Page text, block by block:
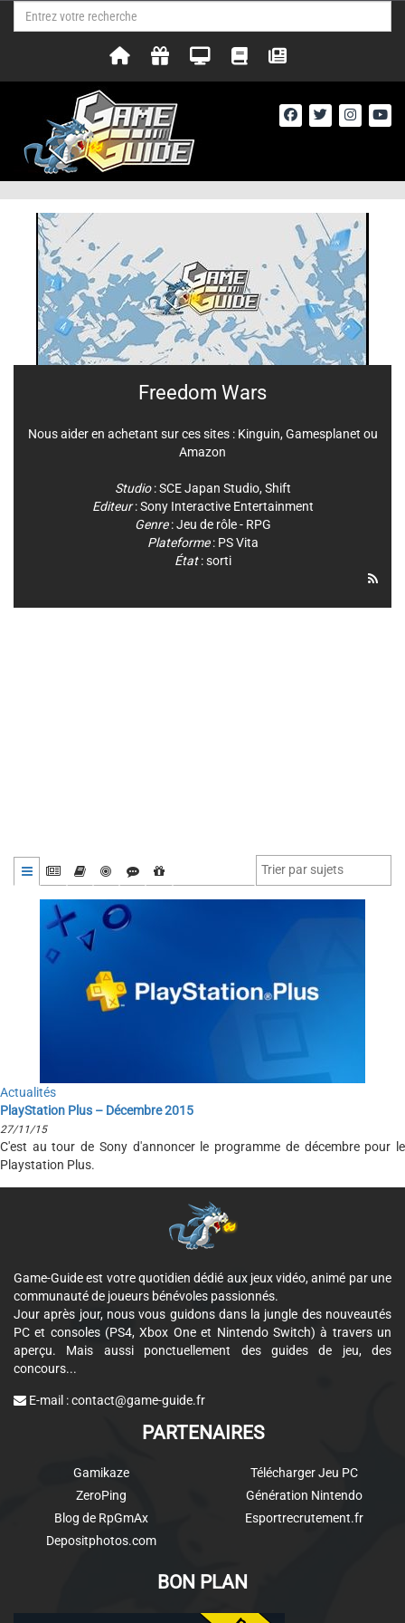
Actualités
PlayStation Plus – Décembre 2015
27/11/15
C'est au tour de Sony d'annoncer le programme de décembre pour le
Playstation Plus.
Freedom Wars
Nous aider en achetant sur ces sites : Kinguin, Gamesplanet ou
Amazon
Studio:SCE Japan Studio, Shift
Editeur:Sony Interactive Entertainment
Genre:Jeu de rôle - RPG
Plateforme: PS Vita
État: sorti
Game-Guide est votre quotidien dédié aux jeux vidéo, animé par une
communauté de joueurs bénévoles passionnés.
Jour après jour, nous vous guidons dans la jungle des nouveautés
PC et consoles (PS4, Xbox One et Nintendo Switch) à travers un
aperçu. Mais aussi ponctuellement des guides de jeu, des
concours...
E-mail :contact@game-guide.fr
PARTENAIRES
Gamikaze
ZeroPing
Blog de RpGmAx
Depositphotos.com
Télécharger Jeu PC
Génération Nintendo
Esportrecrutement.fr
BON PLAN